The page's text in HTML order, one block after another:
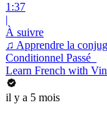
1:37
|
À suivre
♫ Apprendre la
Conditionnel Passé_
Learn French with
il y a 5 mois